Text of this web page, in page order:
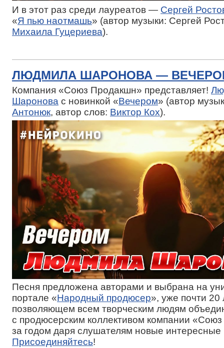
И в этот раз среди лауреатов — Сергей
«Я пью наотмашь» (автор музыки: Сергей
Михаила Гуцериева).
ЛЮДМИЛА ШАРОНОВА —
Компания «Союз Продакшн» представляет!
Шаронова с новинкой «Вечером» (автор
Антонюк, автор слов: Виктор Кох).
Песня предложена авторами и выбрана на
портале «Народный продюсер», уже почти 20
позволяющем всем творческим людям
с продюсерским коллективом компании
за годом даря слушателям новые интересные
Присоединяйтесь!